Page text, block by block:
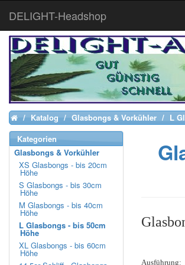
HomeKatalog Glasbongs & Vorkühler L
Ausführung:
Kategorien
Glasbongs & Vorkühler
XS Glasbongs - bis 20cm
Höhe
S Glasbongs - bis 30cm
Höhe
M Glasbongs - bis 40cm
Höhe
L Glasbongs - bis 50cm
Höhe
XL Glasbongs - bis 60cm
Höhe
DELIGHT-Headshop